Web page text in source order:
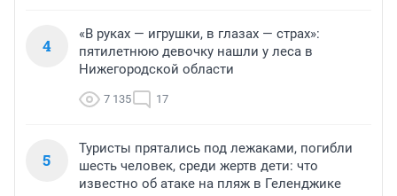
4
«В руках — игрушки, в глазах — страх»:
пятилетнюю девочку нашли у леса в
Нижегородской области
7 135 17
5
Туристы прятались под лежаками, погибли
шесть человек, среди жертв дети: что
известно об атаке на пляж в Геленджике